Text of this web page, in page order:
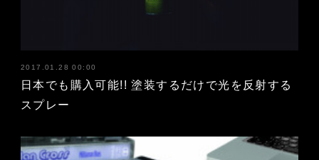
2017.01.28 00:00
日本でも購入可能!! 塗装するだけで光を反射する
スプレー